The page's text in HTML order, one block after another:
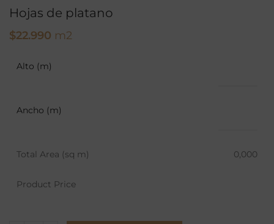
Hojas de platano
$22.990 m2
Alto (m)
Ancho (m)
Total Area (sq m) 0,000
Product Price